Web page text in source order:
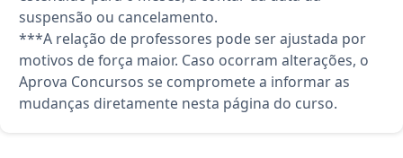
suspensão ou cancelamento.
***A relação de professores pode ser ajustada por
motivos de força maior. Caso ocorram alterações, o
Aprova Concursos se compromete a informar as
mudanças diretamente nesta página do curso.